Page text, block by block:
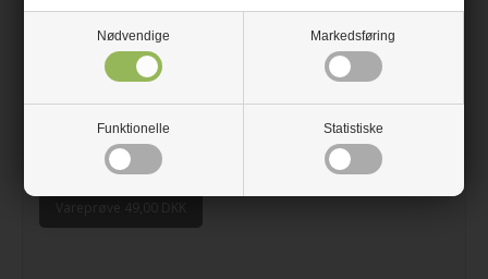
Nødvendige Markedsføring
Funktionelle Statistiske
20% rabat
Rabatten tillægges i indkøbskurven
Vareprøve 49,00 DKK